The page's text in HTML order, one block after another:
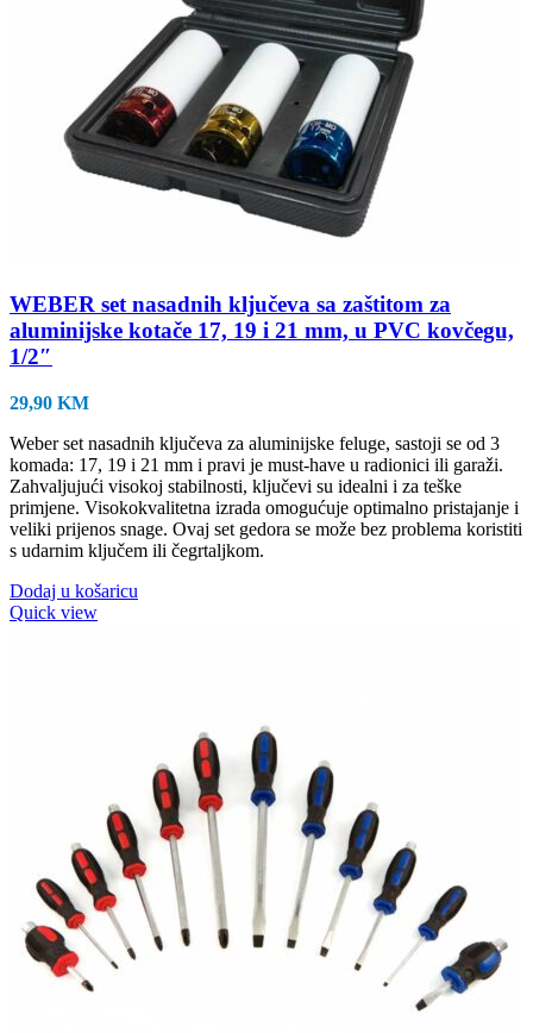
WEBER set nasadnih ključeva sa zaštitom za
aluminijske kotače 17, 19 i 21 mm, u PVC kovčegu,
1/2″
29,90 KM
Weber set nasadnih ključeva za aluminijske feluge, sastoji se od 3
komada: 17, 19 i 21 mm i pravi je must-have u radionici ili garaži.
Zahvaljujući visokoj stabilnosti, ključevi su idealni i za teške
primjene. Visokokvalitetna izrada omogućuje optimalno pristajanje i
veliki prijenos snage. Ovaj set gedora se može bez problema koristiti
s udarnim ključem ili čegrtaljkom.
Dodaj u košaricu
Quick view